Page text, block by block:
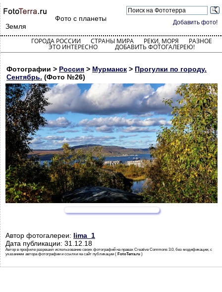
Добавить фото!
Фото с планеты
Земля
ГОРОДА РОССИИ СТРАНЫ МИРА РЕКИ, МОРЯ РАЗНОЕ
ЭТО ИНТЕРЕСНО ДОБАВИТЬ ФОТОГАЛЕРЕЮ!
Фотографии > Россия > Мурманск > Прогулки по городу.
Сентябрь. (Фото №26)
Автор фотогалереи: lima_1
Дата публикации: 31.12.18
Автор в профиле разрешил использование своих фотографий на правах Creative Commons 3.0, без модификации, с
указанием автора фотографии и ссылки на сайт публикации ( FotoTerra.ru )